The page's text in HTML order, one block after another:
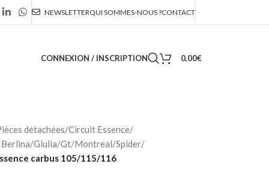
NEWSLETTERQUI SOMMES-NOUS ?CONTACT
CONNEXION / INSCRIPTION 0,00€
détachées/Circuit Essence/
Giulia/Gt/Montreal/Spider/
carbus 105/115/116